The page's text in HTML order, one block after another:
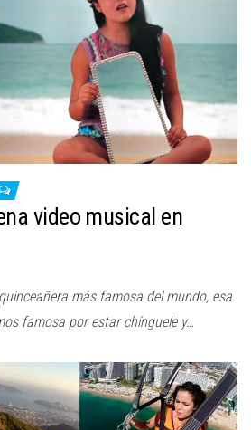
video musical en
más famosa del mundo, esa
famosa por estar chínguele y…